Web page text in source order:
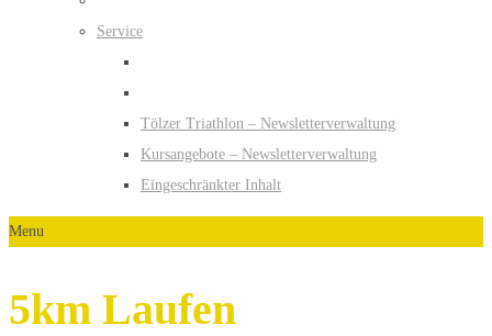
Service
Tölzer Triathlon – Newsletterverwaltung
Kursangebote – Newsletterverwaltung
Eingeschränkter Inhalt
Menu
5km Laufen